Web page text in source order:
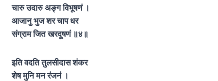
चारु उदारु अङ्ग विभूषणं ।
आजानु भुज शर चाप धर
संग्राम जित खरदूषणं ॥४॥
इति वदति तुलसीदास शंकर
शेष मुनि मन रंजनं ।